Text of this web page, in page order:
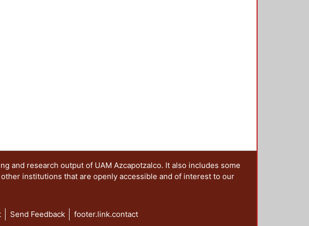
and research output of UAM Azcapotzalco. It also includes some
institutions that are openly accessible and of interest to our
Send Feedback footer.link.contact